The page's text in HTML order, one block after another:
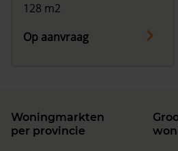
128 m2
Op aanvraag
Woningmarkten
per provincie